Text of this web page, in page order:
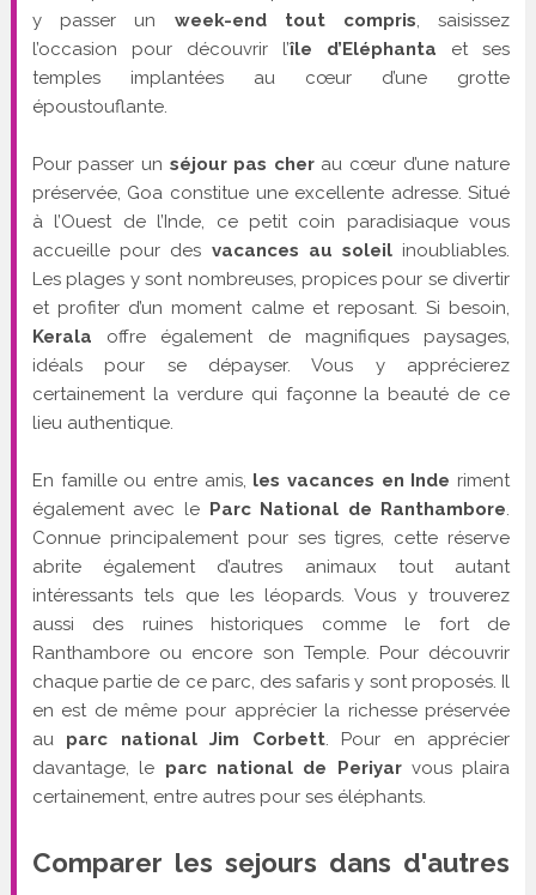
y passer un week-end tout compris , saisissez
l’occasion pour découvrir l’île d’Eléphanta et ses
temples implantées au cœur d’une grotte
époustouflante.
Pour passer un séjour pas cherau cœur d’une nature
préservée, Goa constitue une excellente adresse. Situé
à l’Ouest de l’Inde, ce petit coin paradisiaque vous
accueille pour des vacances au soleilinoubliables.
Les plages y sont nombreuses, propices pour se divertir
et profiter d’un moment calme et reposant. Si besoin,
Kerala offre également de magnifiques paysages,
idéals pour se dépayser. Vous y apprécierez
certainement la verdure qui façonne la beauté de ce
lieu authentique.
En famille ou entre amis, les vacances en Inde riment
également avec le Parc National de Ranthambore
Connue principalement pour ses tigres, cette réserve
abrite également d’autres animaux tout autant
intéressants tels que les léopards. Vous y trouverez
aussi des ruines historiques comme le fort de
Ranthambore ou encore son Temple. Pour découvrir
chaque partie de ce parc, des safaris y sont proposés. Il
en est de même pour apprécier la richesse préservée
au parc national Jim Corbett. Pour en apprécier
davantage, le parc national de Periyarvous plaira
certainement, entre autres pour ses éléphants.
Comparer les sejours dans d'autres